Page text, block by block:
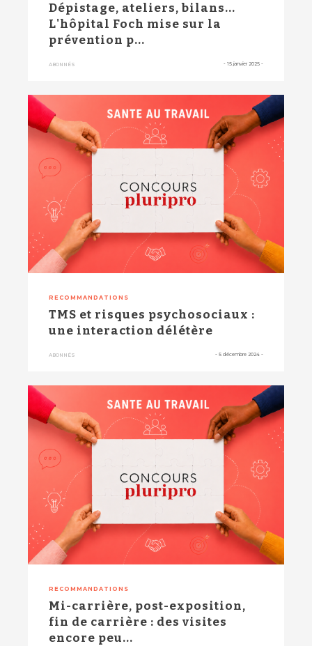
Dépistage, ateliers, bilans...
L'hôpital Foch mise sur la
prévention p...
ABONNÉS - 15 janvier 2025 -
RECOMMANDATIONS
TMS et risques psychosociaux :
une interaction délétère
ABONNÉS - 5 décembre 2024 -
RECOMMANDATIONS
Mi-carrière, post-exposition,
fin de carrière : des visites
encore peu...